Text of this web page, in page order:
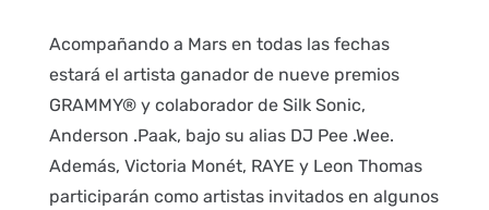
Acompañando a Mars en todas las fechas
estará el artista ganador de nueve premios
GRAMMY® y colaborador de Silk Sonic,
Anderson .Paak, bajo su alias DJ Pee .Wee.
Además, Victoria Monét, RAYE y Leon Thomas
participarán como artistas invitados en algunos